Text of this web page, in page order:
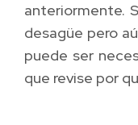
anteriormente.
desagüe pero
puede ser
que revise por